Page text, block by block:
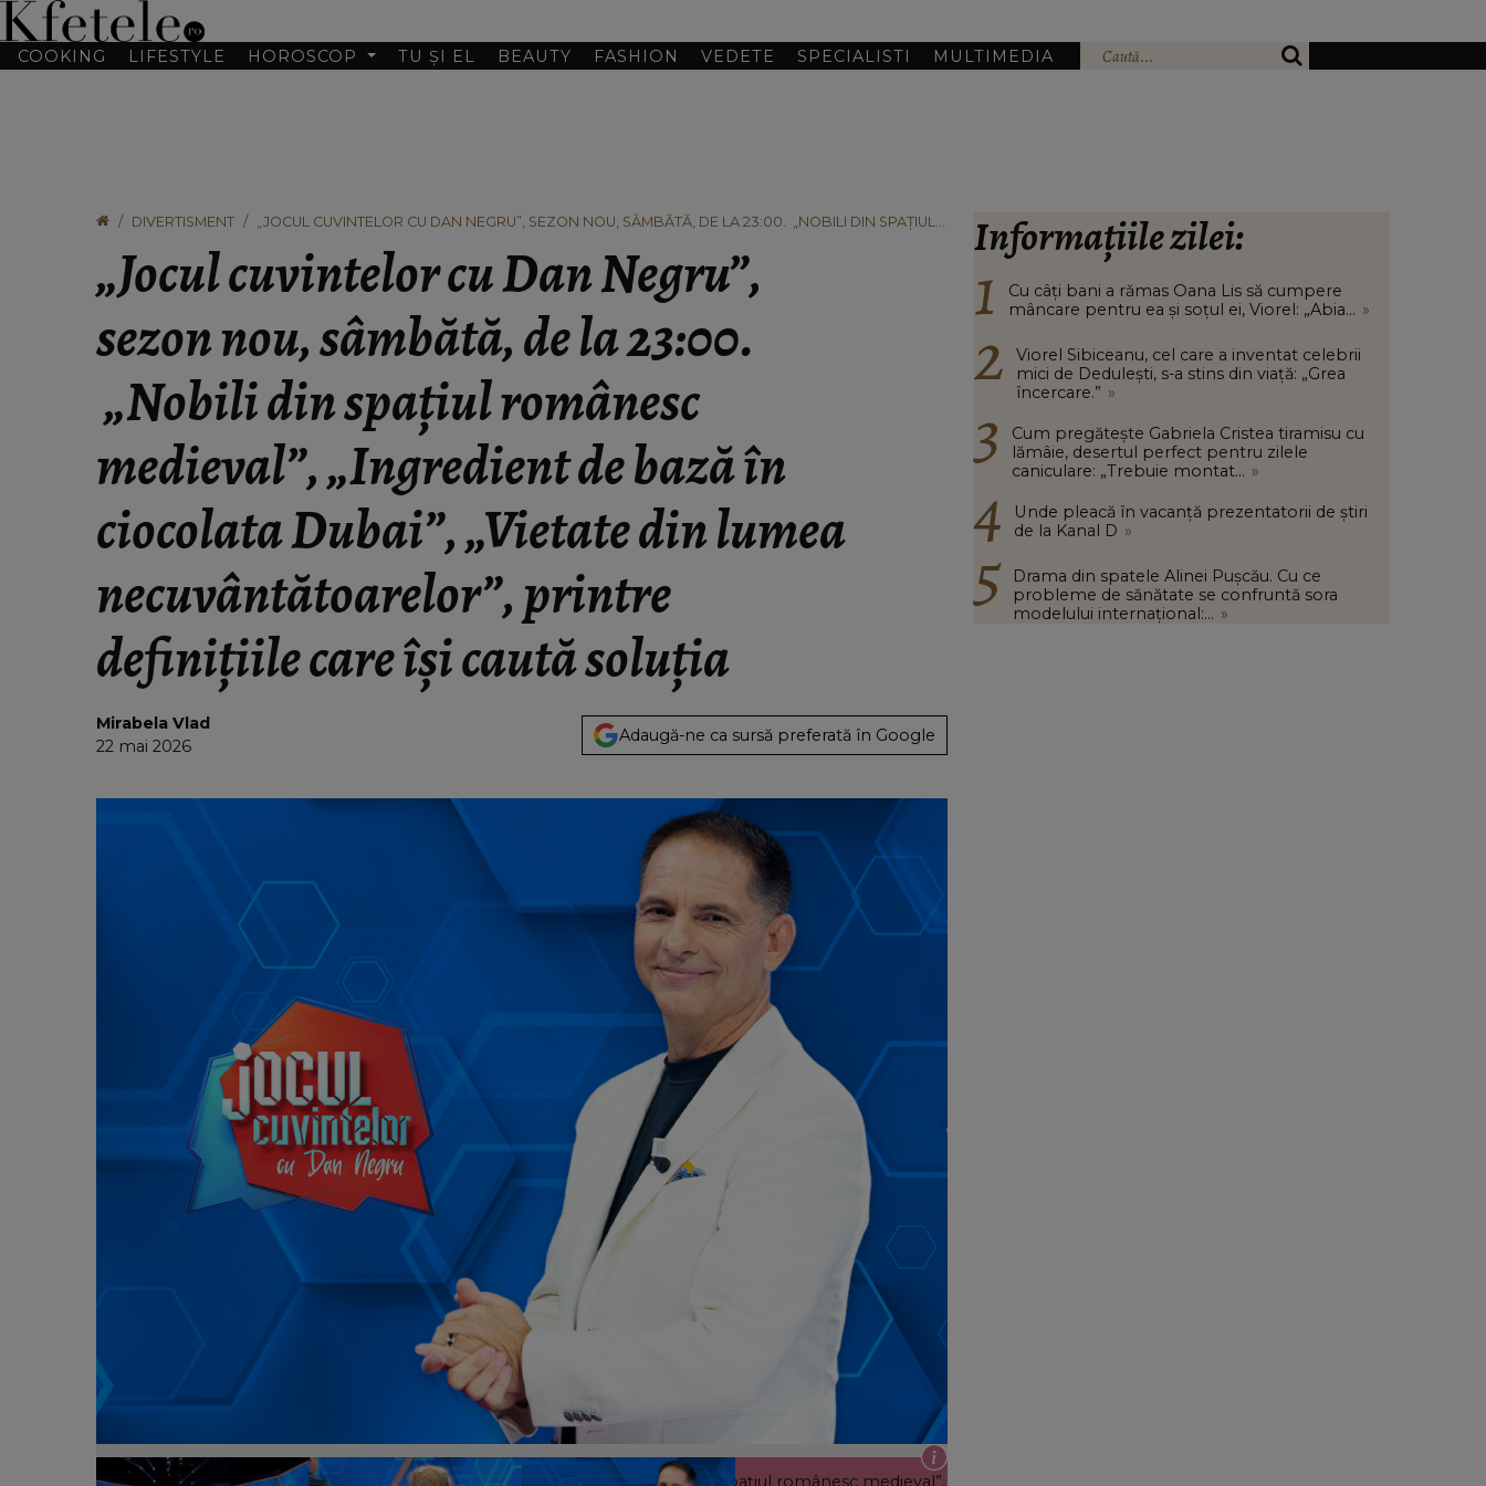
COOKING LIFESTYLE HOROSCOP TU ȘI EL BEAUTY FASHION VEDETE SPECIALISTI MULTIMEDIA
DIVERTISMENT
„JOCUL CUVINTELOR CU DAN NEGRU”, SEZON NOU, SÂMBĂTĂ, DE LA 23:00. „NOBILI DIN SPAȚIUL
„Jocul cuvintelor cu Dan Negru”,
sezon nou, sâmbătă, de la 23:00.
„Nobili din spațiul românesc
medieval”, „Ingredient de bază în
ciocolata Dubai”, „Vietate din lumea
necuvântătoarelor”, printre
definiţiile care îşi caută soluţia
Mirabela Vlad
22 mai 2026
Adaugă-ne ca sursă preferată în Google
Informațiile zilei:
Cu câți bani a rămas Oana Lis să cumpere
mâncare pentru ea și soțul ei, Viorel: „Abia... »
Viorel Sibiceanu, cel care a inventat celebrii
mici de Dedulești, s-a stins din viață: „Grea
încercare.” »
Cum pregătește Gabriela Cristea tiramisu cu
lămâie, desertul perfect pentru zilele
caniculare: „Trebuie montat... »
Unde pleacă în vacanță prezentatorii de știri
de la Kanal D »
Drama din spatele Alinei Pușcău. Cu ce
probleme de sănătate se confruntă sora
modelului internațional:... »